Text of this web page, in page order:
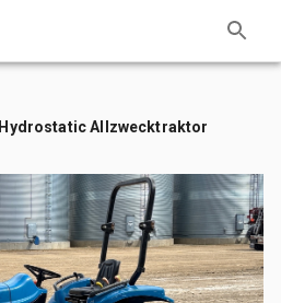
Allzwecktraktor